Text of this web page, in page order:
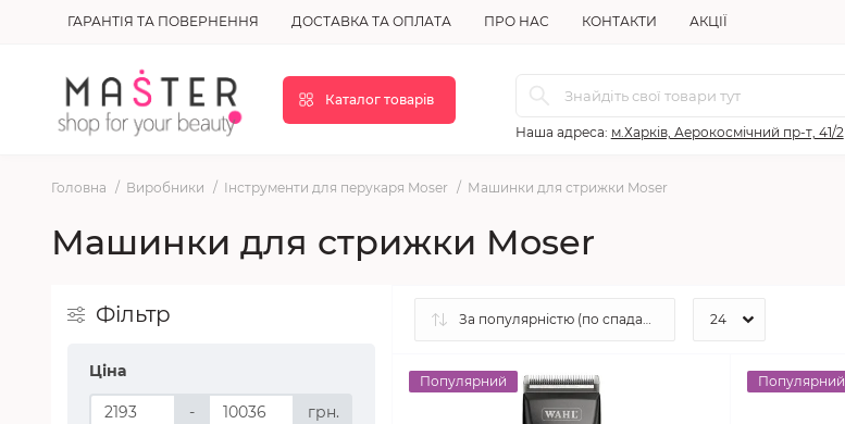
ГАРАНТІЯ ТА ПОВЕРНЕННЯ ДОСТАВКА ТА ОПЛАТА ПРО НАС КОНТАКТИ АКЦІЇ
Каталог товарів
Наша адреса: м.Харків, Аерокосмічний пр-т, 41/2
Головна Виробники Інструменти для перукаря Moser Машинки для стрижки Moser
Машинки для стрижки Moser
Фільтр
Ціна
- грн.
Популярний Популярний